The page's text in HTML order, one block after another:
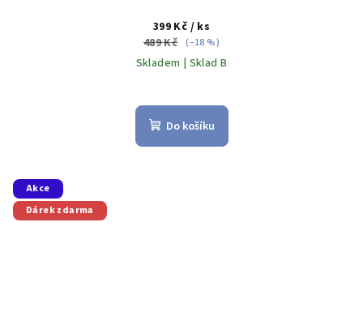
399 Kč / ks
489 Kč (–18 %)
Skladem | Sklad B
Do košíku
Akce
Dárek zdarma